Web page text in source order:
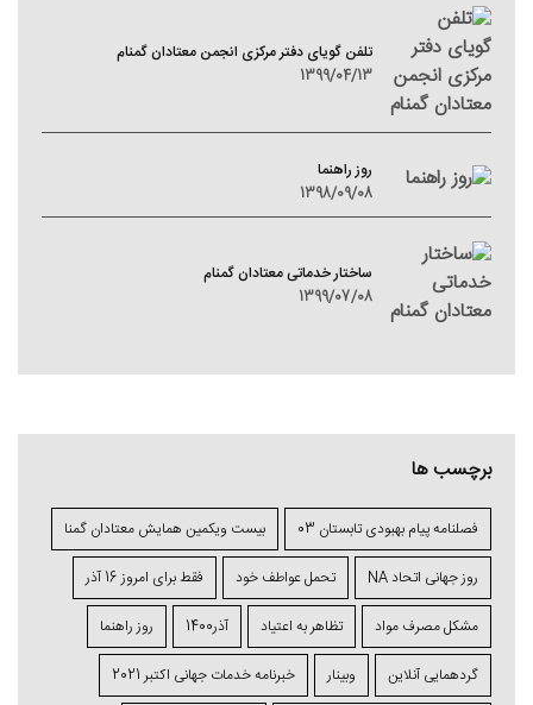
تلفن گویای دفتر مرکزی انجمن معتادان گمنام
1399/04/13
روز راهنما
1398/09/08
ساختار خدماتی معتادان گمنام
1399/07/08
برچسب ها
فصلنامه پیام بهبودی تابستان 03 بیست ویکمین همایش معتادان گمنا
روز جهانی اتحاد NA تحمل عواطف خود فقط برای امروز 16 آذر
مشکل مصرف مواد تظاهر به اعتیاد آذر1400 روز راهنما
گردهمایی آنلاین وبینار خبرنامه خدمات جهانی اکتبر 2021